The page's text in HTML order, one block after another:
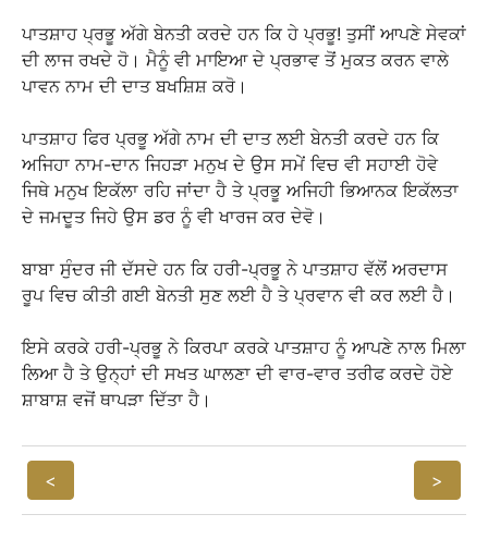
ਪਾਤਸ਼ਾਹ ਪ੍ਰਭੂ ਅੱਗੇ ਬੇਨਤੀ ਕਰਦੇ ਹਨ ਕਿ ਹੇ ਪ੍ਰਭੂ! ਤੁਸੀਂ ਆਪਣੇ ਸੇਵਕਾਂ
ਦੀ ਲਾਜ ਰਖਦੇ ਹੋ। ਮੈਨੂੰ ਵੀ ਮਾਇਆ ਦੇ ਪ੍ਰਭਾਵ ਤੋਂ ਮੁਕਤ ਕਰਨ ਵਾਲੇ
ਪਾਵਨ ਨਾਮ ਦੀ ਦਾਤ ਬਖਸ਼ਿਸ਼ ਕਰੋ।
ਪਾਤਸ਼ਾਹ ਫਿਰ ਪ੍ਰਭੂ ਅੱਗੇ ਨਾਮ ਦੀ ਦਾਤ ਲਈ ਬੇਨਤੀ ਕਰਦੇ ਹਨ ਕਿ
ਅਜਿਹਾ ਨਾਮ-ਦਾਨ ਜਿਹੜਾ ਮਨੁਖ ਦੇ ਉਸ ਸਮੇਂ ਵਿਚ ਵੀ ਸਹਾਈ ਹੋਵੇ
ਜਿਥੇ ਮਨੁਖ ਇਕੱਲਾ ਰਹਿ ਜਾਂਦਾ ਹੈ ਤੇ ਪ੍ਰਭੂ ਅਜਿਹੀ ਭਿਆਨਕ ਇਕੱਲਤਾ
ਦੇ ਜਮਦੂਤ ਜਿਹੇ ਉਸ ਡਰ ਨੂੰ ਵੀ ਖਾਰਜ ਕਰ ਦੇਵੋ।
ਬਾਬਾ ਸੁੰਦਰ ਜੀ ਦੱਸਦੇ ਹਨ ਕਿ ਹਰੀ-ਪ੍ਰਭੂ ਨੇ ਪਾਤਸ਼ਾਹ ਵੱਲੋਂ ਅਰਦਾਸ
ਰੂਪ ਵਿਚ ਕੀਤੀ ਗਈ ਬੇਨਤੀ ਸੁਣ ਲਈ ਹੈ ਤੇ ਪ੍ਰਵਾਨ ਵੀ ਕਰ ਲਈ ਹੈ।
ਇਸੇ ਕਰਕੇ ਹਰੀ-ਪ੍ਰਭੂ ਨੇ ਕਿਰਪਾ ਕਰਕੇ ਪਾਤਸ਼ਾਹ ਨੂੰ ਆਪਣੇ ਨਾਲ ਮਿਲਾ
ਲਿਆ ਹੈ ਤੇ ਉਨ੍ਹਾਂ ਦੀ ਸਖਤ ਘਾਲਣਾ ਦੀ ਵਾਰ-ਵਾਰ ਤਰੀਫ ਕਰਦੇ ਹੋਏ
ਸ਼ਾਬਾਸ਼ ਵਜੋਂ ਥਾਪੜਾ ਦਿੱਤਾ ਹੈ।
< >